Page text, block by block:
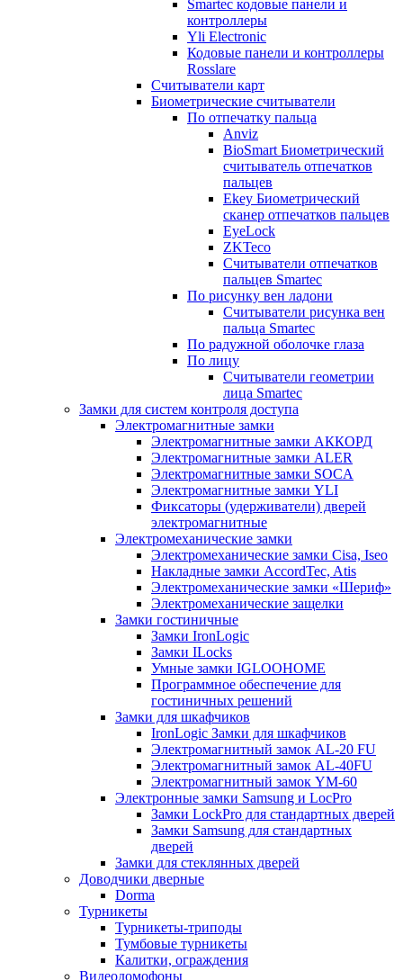
Smartec кодовые панели и
контроллеры
Yli Electronic
Кодовые панели и контроллеры
Rosslare
Считыватели карт
Биометрические считыватели
По отпечатку пальца
Anviz
BioSmart Биометрический
считыватель отпечатков
пальцев
Ekey Биометрический
сканер отпечатков пальцев
EyeLock
ZKTeco
Считыватели отпечатков
пальцев Smartec
По рисунку вен ладони
Считыватели рисунка вен
пальца Smartec
По радужной оболочке глаза
По лицу
Считыватели геометрии
лица Smartec
Замки для систем контроля доступа
Электромагнитные замки
Электромагнитные замки АККОРД
Электромагнитные замки ALER
Электромагнитные замки SOCA
Электромагнитные замки YLI
Фиксаторы (удерживатели) дверей
электромагнитные
Электромеханические замки
Электромеханические замки Cisa, Iseo
Накладные замки AccordTec, Atis
Электромеханические замки «Шериф»
Электромеханические защелки
Замки гостиничные
Замки IronLogic
Замки ILocks
Умные замки IGLOOHOME
Программное обеспечение для
гостиничных решений
Замки для шкафчиков
IronLogic Замки для шкафчиков
Электромагнитный замок AL-20 FU
Электромагнитный замок AL-40FU
Электромагнитный замок YM-60
Электронные замки Samsung и LocPro
Замки LockPro для стандартных дверей
Замки Samsung для стандартных
дверей
Замки для стеклянных дверей
Доводчики дверные
Dorma
Турникеты
Турникеты-триподы
Тумбовые турникеты
Калитки, ограждения
Видеодомофоны